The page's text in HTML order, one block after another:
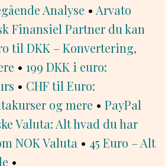
Analyse • Arvato
Finansiel Partner du kan
til DKK – Konvertering,
• 199 DKK i euro:
• CHF til Euro:
og mere • PayPal
Valuta: Alt hvad du har
NOK Valuta • 45 Euro – Alt
•